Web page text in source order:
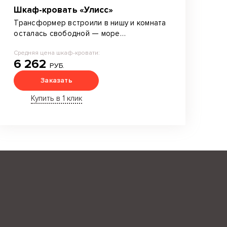
Шкаф-кровать «Улисс»
Трансформер встроили в нишу и комната
осталась свободной — море
Средняя цена шкаф-кровати:
6 262 РУБ.
Заказать
Купить в 1 клик